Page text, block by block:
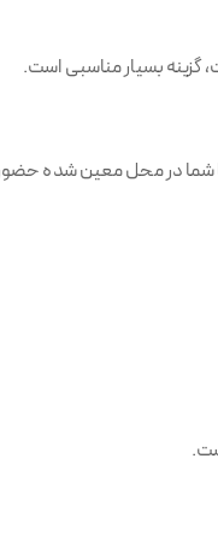
گزینه بسیار مناسبی است.
شما در محل معین شده